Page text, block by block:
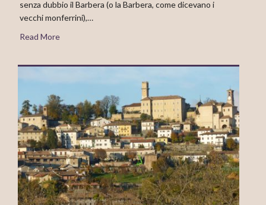
senza dubbio il Barbera (o la Barbera, come dicevano i
vecchi monferrini),…
Read More